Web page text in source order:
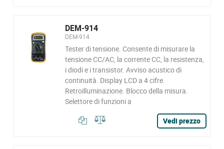
DEM-914
DEM-914
Tester di tensione. Consente di misurare la
tensione CC/AC, la corrente CC, la resistenza,
i diodi e i transistor. Avviso acustico di
continuità. Display LCD a 4 cifre.
Retroilluminazione. Blocco della misura.
Selettore di funzioni a
Vedi prezzo